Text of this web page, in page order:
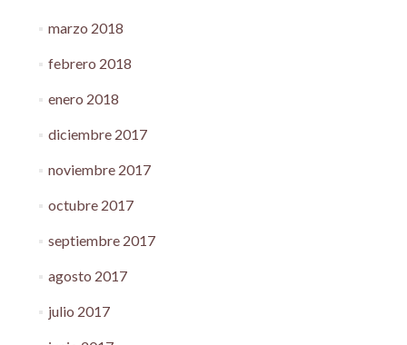
marzo 2018
febrero 2018
enero 2018
diciembre 2017
noviembre 2017
octubre 2017
septiembre 2017
agosto 2017
julio 2017